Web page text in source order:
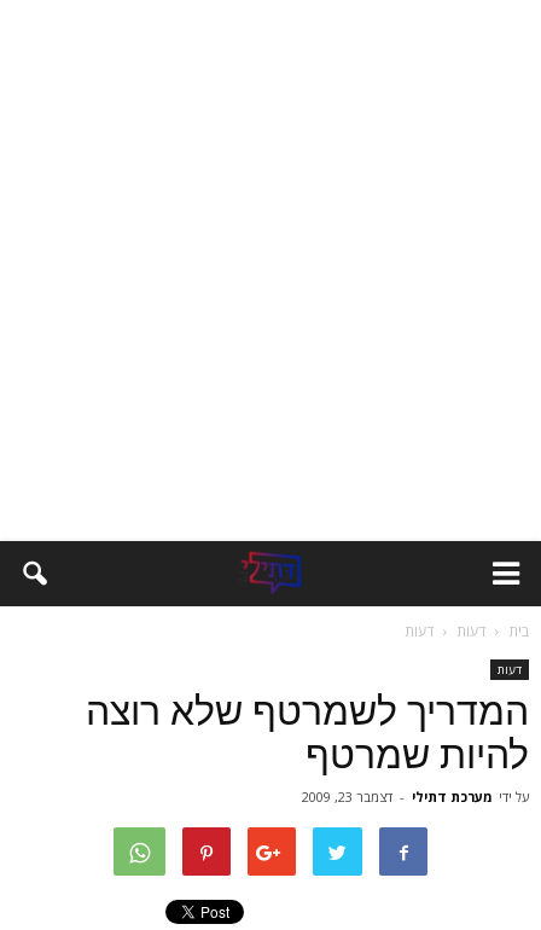
בית דעות דעות
דעות
המדריך לשמרטף שלא רוצה
להיות שמרטף
על ידי מערכת דתילי - דצמבר 23, 2009